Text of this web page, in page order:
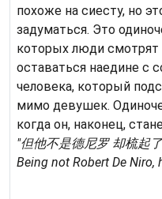
похоже на сиесту, но
задуматься. Это
которых люди
оставаться наедине с
человека, который
мимо девушек.
когда он, наконец,
"但他不是德尼罗 却梳起
Being not Robert De Niro,